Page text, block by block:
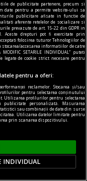
vorbesc despre
păpușile
de publicitate partenere, precum si
date pentru a permite website-ului sa
publicitare afisate in functie de
aferente retelelor de socializare si
prevazute de art. 15-22 din GDPR in
Aceste drepturi pot fi exercitate prin
acceptati folosirea tuturor Tehnologiilor de
accesarea informatiilor de catre
SETARILE INDIVIDUAL” puteti
de cookie strict necesare pentru
pentru a oferi:
reclamelor. Stocarea și/sau
pentru selectarea conținutului
Utilizarea profilurilor pentru selectarea
personalizată. Măsurarea
sau combinații de date din surse
Utilizarea datelor limitate pentru
prin scanarea dispozitivului.
INDIVIDUAL